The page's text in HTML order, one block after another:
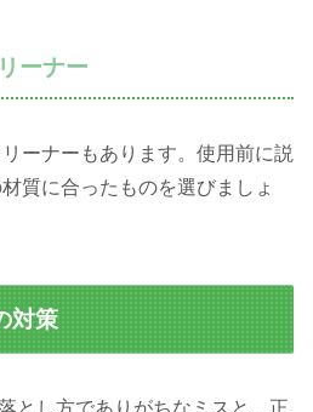
ーナー
ーナーもあります。使用前に説
質に合ったものを選びましょ
対策